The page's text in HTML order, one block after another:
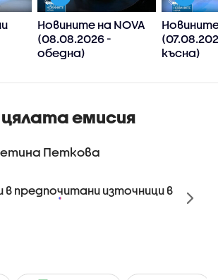
Новините на NOVA
(08.08.2026 -
обедна)
късна)
емисия
Петкова
в предпочитани източници в